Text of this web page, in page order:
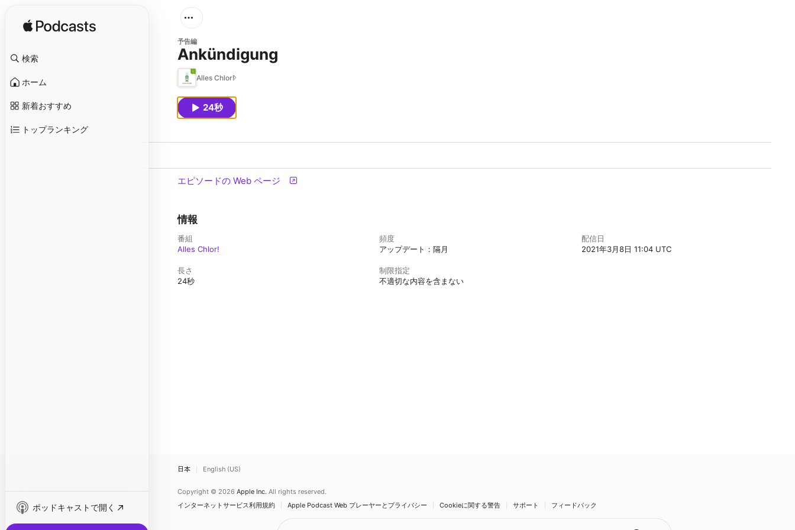
検索
ホーム
新着おすすめ
トップランキング
ポッドキャストで開く
予告編
Ankündigung
Alles Chlor!
24秒
エピソードの Web ページ
情報
番組
Alles Chlor!
頻度
アップデート：隔月
配信日
2021年3月8日 11:04 UTC
長さ
24秒
制限指定
不適切な内容を含まない
日本 English (US)
Copyright © 2026 Apple Inc. All rights reserved.
インターネットサービス利用規約
Apple Podcast Web プレーヤーとプライバシー Cookieに関する警告 サポート フィードバック